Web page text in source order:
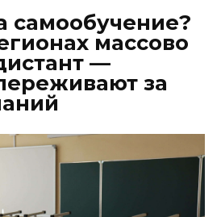
самообучение?
массово
—
за